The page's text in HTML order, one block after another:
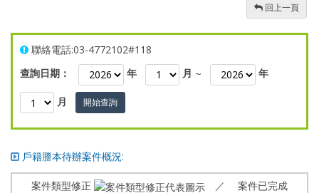
回上一頁
聯絡電話:03-4772102#118
查詢日期：
年 月 ~ 年
月 開始查詢
戶籍謄本待辦案件概況:
案件類型修正
／ 案件已完成